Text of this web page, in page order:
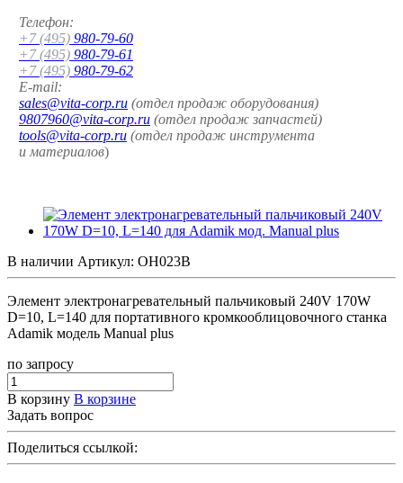
Телефон:
+7 (495) 980-79-60
+7 (495) 980-79-61
+7 (495) 980-79-62
E-mail:
sales@vita-corp.ru (отдел продаж оборудования)
9807960@vita-corp.ru (отдел продаж запчастей)
tools@vita-corp.ru (отдел продаж инструмента
и материалов)
В наличии Артикул: OH023B
Элемент электронагревательный пальчиковый 240V 170W
D=10, L=140 для портативного кромкооблицовочного станка
Adamik модель Manual plus
по запросу
В корзину В корзине
Задать вопрос
Поделиться ссылкой: